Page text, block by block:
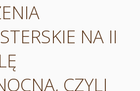
NA II
CZYLI